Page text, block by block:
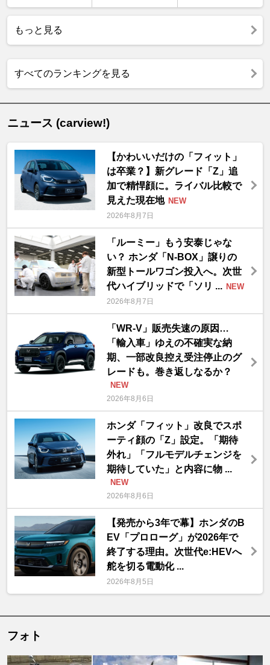
もっと見る
すべてのランキングを見る
ニュース (carview!)
【かわいいだけの「フィット」
は卒業？】新グレード「Z」追
加で精悍顔に。ライバル比較で
見えた現在地 NEW
2026年8月7日
「ルーミー」もう安泰じゃな
い？ ホンダ「N-BOX」譲りの
新型トールワゴン投入へ。次世
代ハイブリッドで「ソリ ... NEW
2026年8月7日
「WR-V」販売失速の原因…
「輸入車」ゆえの不確実な納
期、一部改良控え受注停止のグ
レードも。巻き返しなるか？
NEW
2026年8月6日
ホンダ「フィット」改良でスポ
ーティ顔の「Z」設定。「期待
外れ」「フルモデルチェンジを
期待していた」と内容に物 ...
NEW
2026年8月6日
【発売から3年で幕】ホンダのB
EV「プロローグ」が2026年で
終了する理由。次世代e:HEVへ
舵を切る電動化 ...
2026年8月5日
フォト